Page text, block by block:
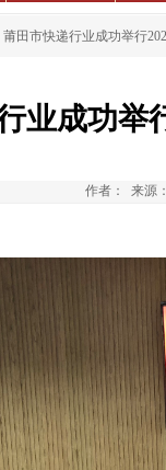
莆田市快递行业成功举行
业成功举
作者： 来源